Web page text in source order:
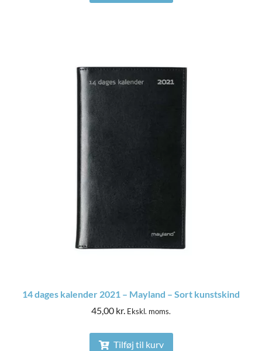
14 dages kalender 2021 – Mayland – Sort kunstskind
45,00 kr. Ekskl. moms.
Tilføj til kurv